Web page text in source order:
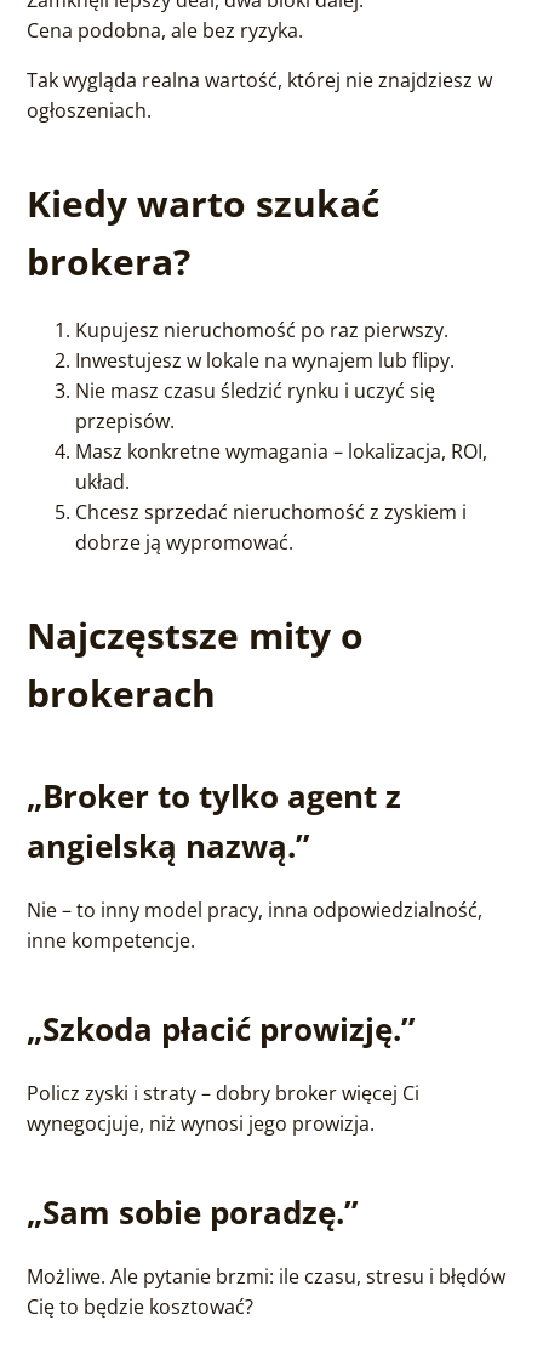
Cena podobna, ale bez ryzyka.
Tak wygląda realna wartość, której nie znajdziesz w
ogłoszeniach.
Kiedy warto szukać
brokera?
Kupujesz nieruchomość po raz pierwszy.
Inwestujesz w lokale na wynajem lub flipy.
Nie masz czasu śledzić rynku i uczyć się
przepisów.
Masz konkretne wymagania – lokalizacja, ROI,
układ.
Chcesz sprzedać nieruchomość z zyskiem i
dobrze ją wypromować.
Najczęstsze mity o
brokerach
„Broker to tylko agent z
angielską nazwą.”
Nie – to inny model pracy, inna odpowiedzialność,
inne kompetencje.
„Szkoda płacić prowizję.”
Policz zyski i straty – dobry broker więcej Ci
wynegocjuje, niż wynosi jego prowizja.
„Sam sobie poradzę.”
Możliwe. Ale pytanie brzmi: ile czasu, stresu i błędów
Cię to będzie kosztować?